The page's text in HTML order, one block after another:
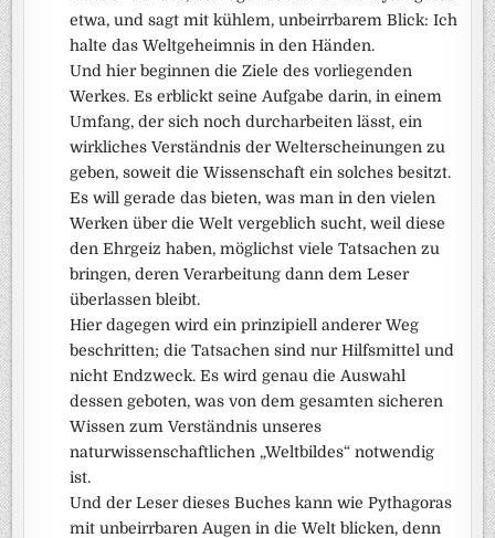
etwa, und sagt mit kühlem, unbeirrbarem Blick: Ich
halte das Weltgeheimnis in den Händen.
Und hier beginnen die Ziele des vorliegenden
Werkes. Es erblickt seine Aufgabe darin, in einem
Umfang, der sich noch durcharbeiten lässt, ein
wirkliches Verständnis der Welterscheinungen zu
geben, soweit die Wissenschaft ein solches besitzt.
Es will gerade das bieten, was man in den vielen
Werken über die Welt vergeblich sucht, weil diese
den Ehrgeiz haben, möglichst viele Tatsachen zu
bringen, deren Verarbeitung dann dem Leser
überlassen bleibt.
Hier dagegen wird ein prinzipiell anderer Weg
beschritten; die Tatsachen sind nur Hilfsmittel und
nicht Endzweck. Es wird genau die Auswahl
dessen geboten, was von dem gesamten sicheren
Wissen zum Verständnis unseres
naturwissenschaftlichen „Weltbildes“ notwendig
ist.
Und der Leser dieses Buches kann wie Pythagoras
mit unbeirrbaren Augen in die Welt blicken, denn